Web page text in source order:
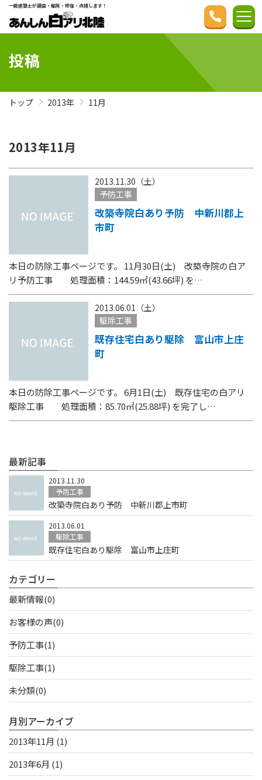
一級建築士が調査・駆除・修復・点検します！
投稿
トップ 2013年 11月
2013年11月
2013.11.30（土）
予防工事
改築寺院白あり予防 中新川郡上
市町
本日の防除工事ページです。 11月30日(土) 改築寺院の白ア
リ予防工事 処理面積：144.59㎡(43.66坪) を…
2013.06.01（土）
駆除工事
既存住宅白あり駆除 富山市上庄
町
本日の防除工事ページです。 6月1日(土) 既存住宅の白アリ
駆除工事 処理面積：85.70㎡(25.88坪) を完了し…
最新記事
2013.11.30
予防工事
改築寺院白あり予防 中新川郡上市町
2013.06.01
駆除工事
既存住宅白あり駆除 富山市上庄町
カテゴリー
最新情報(0)
お客様の声(0)
予防工事(1)
駆除工事(1)
未分類(0)
月別アーカイブ
2013年11月 (1)
2013年6月 (1)